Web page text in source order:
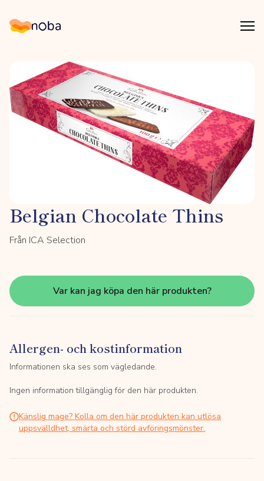
Noba
Belgian Chocolate Thins
Från ICA Selection
Var kan jag köpa den här produkten?
Allergen- och kostinformation
Informationen ska ses som vägledande.
Ingen information tillgänglig för den här produkten.
Känslig mage? Kolla om den här produkten kan utlösa
uppsvälldhet, smärta och störd avföringsmönster.